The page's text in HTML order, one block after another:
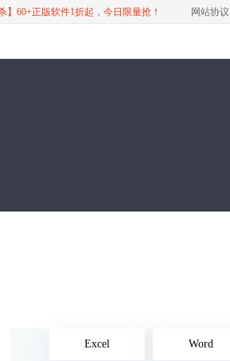
杀】60+正版软件1折起，今日限量抢！ 网站协议
Excel Word